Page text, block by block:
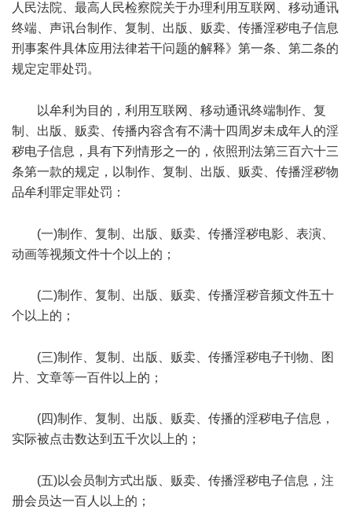
人民法院、最高人民检察院关于办理利用互联网、移动通讯
终端、声讯台制作、复制、出版、贩卖、传播淫秽电子信息
刑事案件具体应用法律若干问题的解释》第一条、第二条的
规定定罪处罚。
以牟利为目的，利用互联网、移动通讯终端制作、复
制、出版、贩卖、传播内容含有不满十四周岁未成年人的淫
秽电子信息，具有下列情形之一的，依照刑法第三百六十三
条第一款的规定，以制作、复制、出版、贩卖、传播淫秽物
品牟利罪定罪处罚：
(一)制作、复制、出版、贩卖、传播淫秽电影、表演、
动画等视频文件十个以上的；
(二)制作、复制、出版、贩卖、传播淫秽音频文件五十
个以上的；
(三)制作、复制、出版、贩卖、传播淫秽电子刊物、图
片、文章等一百件以上的；
(四)制作、复制、出版、贩卖、传播的淫秽电子信息，
实际被点击数达到五千次以上的；
(五)以会员制方式出版、贩卖、传播淫秽电子信息，注
册会员达一百人以上的；